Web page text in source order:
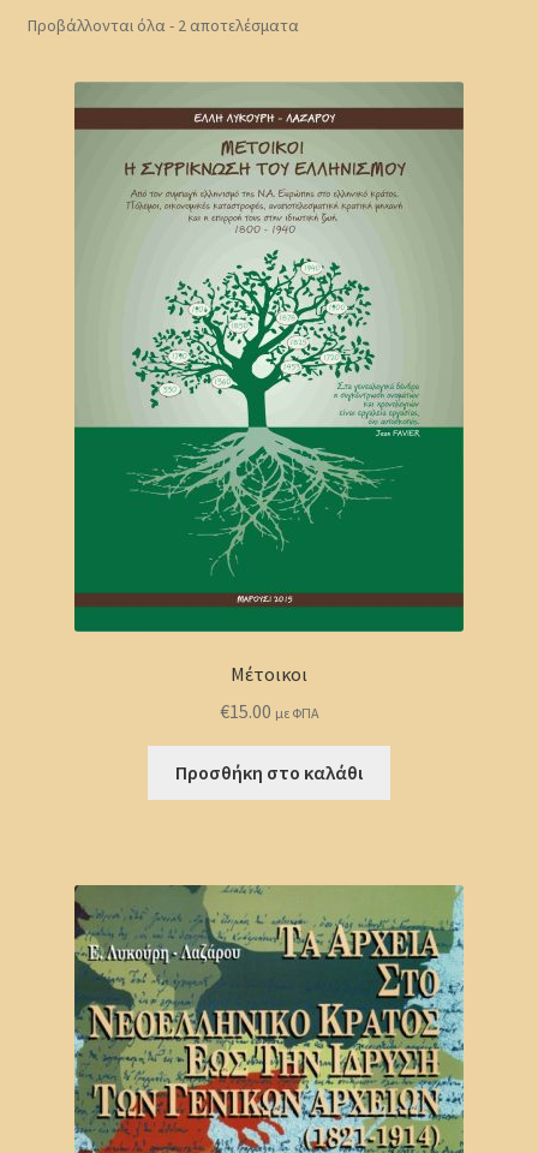
Προβάλλονται όλα - 2 αποτελέσματα
Μέτοικοι
€15.00 με ΦΠΑ
Προσθήκη στο καλάθι